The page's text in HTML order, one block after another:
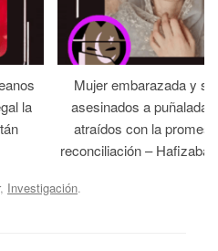
la
Mujer embarazada y
asesinados a
atraídos con la
reconciliación –
, Investigación.